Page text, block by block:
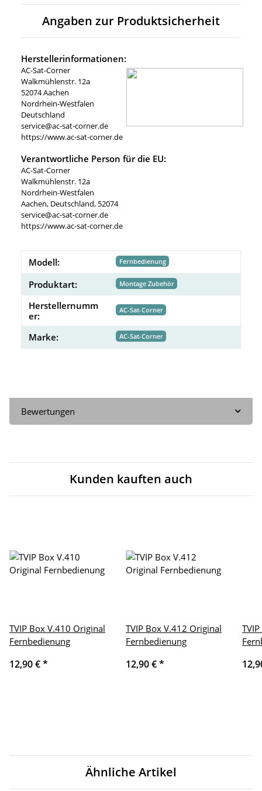
Angaben zur Produktsicherheit
Herstellerinformationen:
AC-Sat-Corner
Walkmühlenstr. 12a
52074 Aachen
Nordrhein-Westfalen
Deutschland
service@ac-sat-corner.de
https://www.ac-sat-corner.de
Verantwortliche Person für die EU:
AC-Sat-Corner
Walkmühlenstr. 12a
Nordrhein-Westfalen
Aachen, Deutschland, 52074
service@ac-sat-corner.de
https://www.ac-sat-corner.de
Modell: Fernbedienung
Produktart: Montage Zubehör
Herstellernumm
er:
AC-Sat-Corner
Marke: AC-Sat-Corner
Bewertungen
Kunden kauften auch
TVIP Box V.410 Original
Fernbedienung
12,90 €*
TVIP Box V.412 Original
Fernbedienung
12,90 €*
Ähnliche Artikel